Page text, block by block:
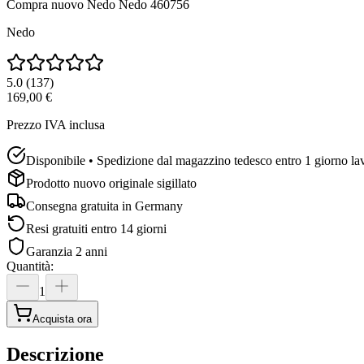
Compra nuovo Nedo Nedo 460756
Nedo
5.0 (137)
169,00 €
Prezzo IVA inclusa
Disponibile • Spedizione dal magazzino tedesco entro 1 giorno
Prodotto nuovo originale sigillato
Consegna gratuita in Germany
Resi gratuiti entro 14 giorni
Garanzia 2 anni
Quantità:
1
Acquista ora
Descrizione